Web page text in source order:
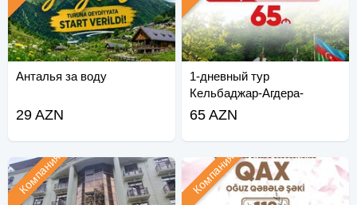
Анталья за воду
29 AZN
1-дневный тур
Кельбаджар-Агдера-
Суговусан
65 AZN
Компания Компания